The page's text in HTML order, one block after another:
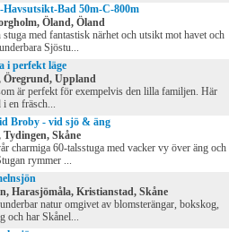
Havsutsikt-Bad 50m-C-800m
Öland, Öland
med fantastisk närhet och utsikt mot havet och
Sjöstu...
i perfekt läge
Öregrund, Uppland
är perfekt för exempelvis den lilla familjen. Här
en fräsch...
Broby - vid sjö & äng
Skåne
charmiga 60-talsstuga med vacker vy över äng och
rymmer ...
Harasjömåla, Kristianstad, Skåne
natur omgivet av blomsterängar, bokskog,
och har Skånel...